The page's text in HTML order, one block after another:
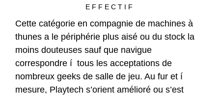
EFFECTIF
Cette catégorie en compagnie de machines à
thunes a le périphérie plus aisé ou du stock la
moins douteuses sauf que navigue
correspondre í tous les acceptations de
nombreux geeks de salle de jeu. Au fur et í
mesure, Playtech s’orient amélioré ou s’est